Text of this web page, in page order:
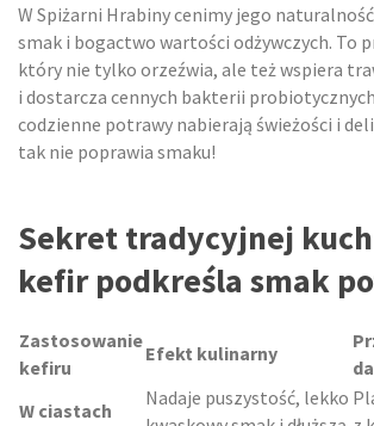
W Spiżarni Hrabiny cenimy jego
smak i bogactwo wartości odżywczych. To
który nie tylko orzeźwia, ale też wspiera
i dostarcza cennych bakterii
codzienne potrawy nabierają świeżości i
tak nie poprawia smaku!
Sekret tradycyjnej
kefir podkreśla smak
Zastosowanie
kefiru
Efekt kulinarny
W ciastach
Nadaje puszystość, lekko